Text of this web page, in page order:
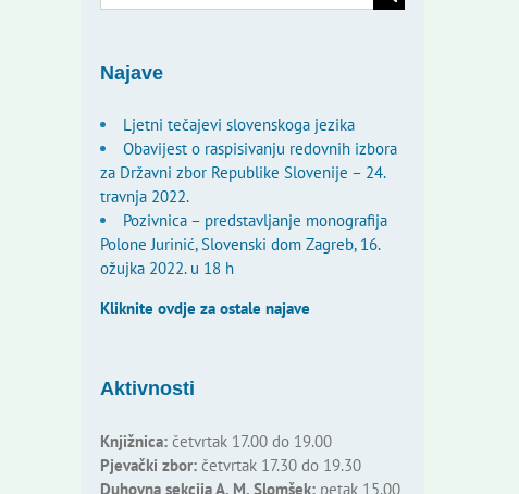
Najave
Ljetni tečajevi slovenskoga jezika
Obavijest o raspisivanju redovnih izbora
za Državni zbor Republike Slovenije – 24.
travnja 2022.
Pozivnica – predstavljanje monografija
Polone Jurinić, Slovenski dom Zagreb, 16.
ožujka 2022. u 18 h
Kliknite ovdje za ostale najave
Aktivnosti
Knjižnica:četvrtak 17.00 do 19.00
Pjevački zbor:četvrtak 17.30 do 19.30
Duhovna sekcija A. M. Slomšek:petak 15.00